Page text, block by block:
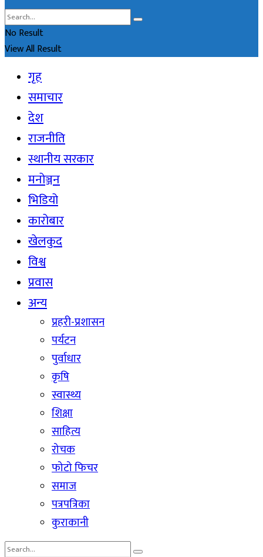
No Result
View All Result
गृह
समाचार
देश
राजनीति
स्थानीय सरकार
मनोञ्जन
भिडियो
कारोबार
खेलकुद
विश्व
प्रवास
अन्य
प्रहरी-प्रशासन
पर्यटन
पुर्वाधार
कृषि
स्वास्थ्य
शिक्षा
साहित्य
रोचक
फोटो फिचर
समाज
पत्रपत्रिका
कुराकानी